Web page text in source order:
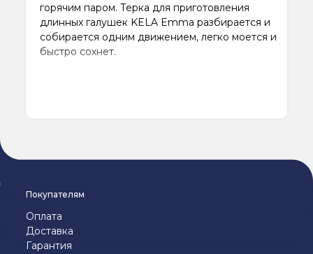
горячим паром. Терка для приготовления
длинных галушек KELA Emma разбирается и
собирается одним движением, легко моется и
быстро сохнет.
Покупателям
Оплата
Доставка
Гарантия